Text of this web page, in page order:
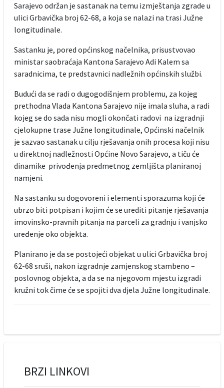
Sarajevo održan je sastanak na temu izmještanja zgrade u
ulici Grbavička broj 62-68, a koja se nalazi na trasi Južne
longitudinale.
Sastanku je, pored općinskog načelnika, prisustvovao
ministar saobraćaja Kantona Sarajevo Adi Kalem sa
saradnicima, te predstavnici nadležnih općinskih službi.
Budući da se radi o dugogodišnjem problemu, za kojeg
prethodna Vlada Kantona Sarajevo nije imala sluha, a radi
kojeg se do sada nisu mogli okončati radovi na izgradnji
cjelokupne trase Južne longitudinale, Općinski načelnik
je sazvao sastanak u cilju rješavanja onih procesa koji nisu
u direktnoj nadležnosti Općine Novo Sarajevo, a tiču će
dinamike privođenja predmetnog zemljišta planiranoj
namjeni.
Na sastanku su dogovoreni i elementi sporazuma koji će
ubrzo biti potpisan i kojim će se urediti pitanje rješavanja
imovinsko-pravnih pitanja na parceli za gradnju i vanjsko
uređenje oko objekta.
Planirano je da se postojeći objekat u ulici Grbavička broj
62-68 sruši, nakon izgradnje zamjenskog stambeno –
poslovnog objekta, a da se na njegovom mjestu izgradi
kružni tok čime će se spojiti dva djela Južne longitudinale.
BRZI LINKOVI